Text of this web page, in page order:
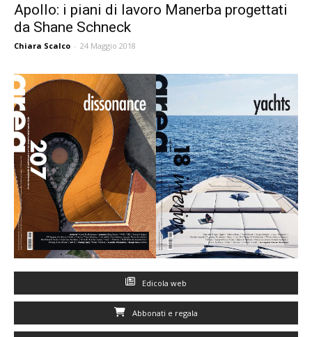
Apollo: i piani di lavoro Manerba progettati
da Shane Schneck
Chiara Scalco - 24 Maggio 2018
Edicola web
Abbonati e regala